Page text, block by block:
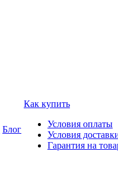
Блог
Как купить
Условия оплаты
Условия
Гарантия на